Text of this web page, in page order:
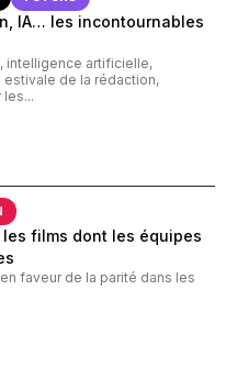
IA… les incontournables
intelligence artificielle,
de la rédaction,
films dont les équipes
faveur de la parité dans les